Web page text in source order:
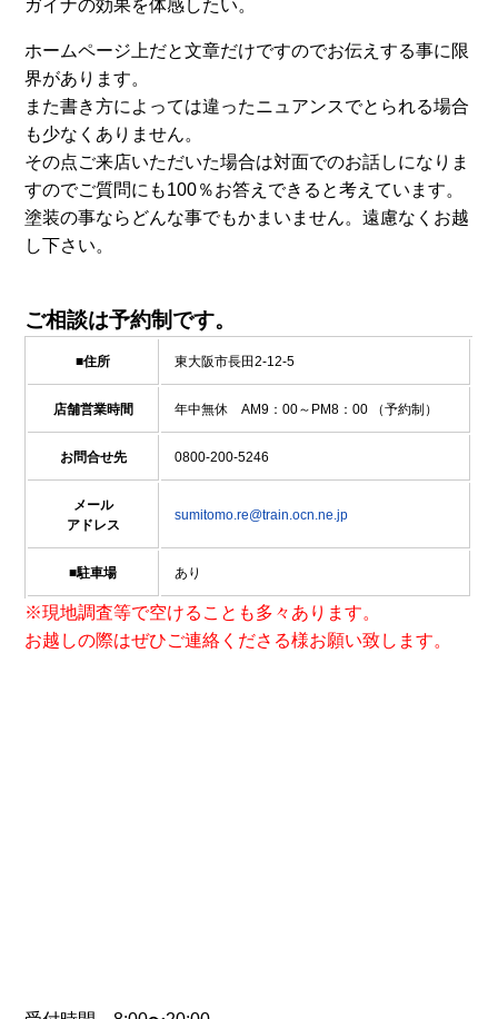
ガイナの効果を体感したい。
ホームページ上だと文章だけですのでお伝えする事に限
界があります。
また書き方によっては違ったニュアンスでとられる場合
も少なくありません。
その点ご来店いただいた場合は対面でのお話しになりま
すのでご質問にも100％お答えできると考えています。
塗装の事ならどんな事でもかまいません。遠慮なくお越
し下さい。
ご相談は予約制です。
■住所 東大阪市長田2-12-5
店舗営業時間 年中無休 AM9：00～PM8：00 （予約制）
お問合せ先 0800-200-5246
メール
アドレス
sumitomo.re@train.ocn.ne.jp
■駐車場 あり
※現地調査等で空けることも多々あります。
お越しの際はぜひご連絡くださる様お願い致します。